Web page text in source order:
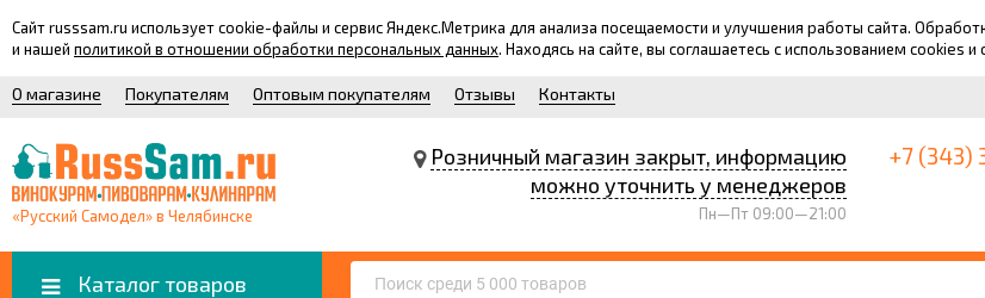
Сайт russsam.ru использует cookie-файлы и сервис Яндекс.Метрика для анализа посещаемости и улучшения работы сайта.
и нашей политикой в отношении обработки персональных данных. Находясь на сайте, вы соглашаетесь с использованием cookies
О магазине Покупателям Оптовым покупателям Отзывы Контакты
«Русский Самодел» в Челябинске
Розничный магазин закрыт, информацию
можно уточнить у менеджеров
Пн—Пт 09:00—21:00
+7 (343)
Каталог товаров